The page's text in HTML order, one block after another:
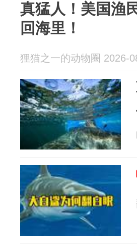
真猛人！美国渔
回海里！
狸猫之一的动物圈 2026-